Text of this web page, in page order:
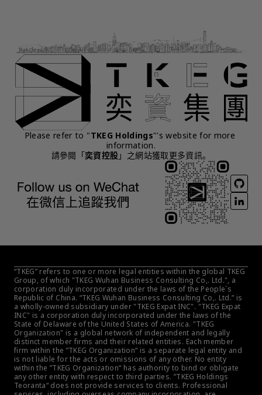
Please refer to "TKEG Holdings"'s website for more
information.
請參閱「奕資控股 」之網站獲取更多資訊。
“TKEG” refers to one or more legal entities within the global TKEG
Group, of which "TKEG Wuhan Business Consulting Co,. Ltd.", a
corporation duly incorporated under the laws of the People´s
Republic of China. “TKEG Wuhan Business Consulting Co,. Ltd.” is
a wholly-owned subsidiary under "TKEG Expat INC". "TKEG Expat
INC" is a corporation duly incorporated under the laws of the
State of Delaware of the United States of America. "TKEG
Organization" is a global network of independent and legally
distinct member firms and their related entities. Each member
firm within the ”TKEG Organization“ is a separate legal entity and
is not liable for the acts or omissions of any other. No entity
within the ”TKEG Organization“ has authority to bind or obligate
any other entity with respect to third parties. ”TKEG Holdings
Teoranta“ does not provide services to clients. Professional